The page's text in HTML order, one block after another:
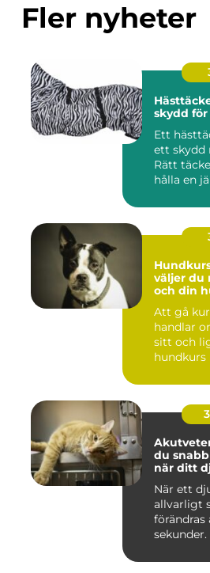
Fler nyheter
Hästtäcken så väljer
skydd
Ett
ett skydd
Rätt
hålla en
Hundkurs
väljer du
och din
Att gå
handlar
sitt och
hundkurs
du
när ditt
När ett
allvarligt
förändras
sekunder.